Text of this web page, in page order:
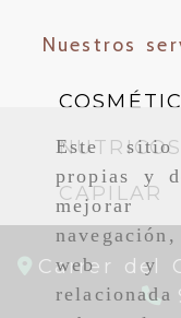
Este
propias y
web y
Nuestros
CAPILAR
Carrer del